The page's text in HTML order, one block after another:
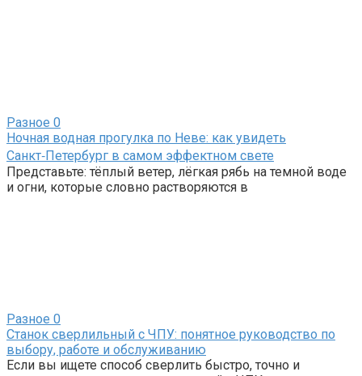
Разное 0
Ночная водная прогулка по Неве: как увидеть
Санкт‑Петербург в самом эффектном свете
Представьте: тёплый ветер, лёгкая рябь на темной воде
и огни, которые словно растворяются в
Разное 0
Станок сверлильный с ЧПУ: понятное руководство по
выбору, работе и обслуживанию
Если вы ищете способ сверлить быстро, точно и